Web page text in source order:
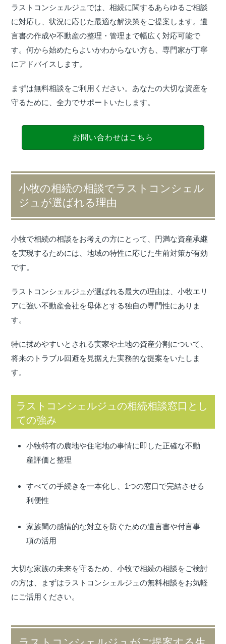
ラストコンシェルジュでは、相続に関するあらゆるご相談
に対応し、状況に応じた最適な解決策をご提案します。遺
言書の作成や不動産の整理・管理まで幅広く対応可能で
す。何から始めたらよいかわからない方も、専門家が丁寧
にアドバイスします。
まずは無料相談をご利用ください。あなたの大切な資産を
守るために、全力でサポートいたします。
お問い合わせはこちら
小牧の相続の相談でラストコンシェル
ジュが選ばれる理由
小牧で相続の相談をお考えの方にとって、円満な資産承継
を実現するためには、地域の特性に応じた生前対策が有効
です。
ラストコンシェルジュが選ばれる最大の理由は、小牧エリ
アに強い不動産会社を母体とする独自の専門性にありま
す。
特に揉めやすいとされる実家や土地の資産分割について、
将来のトラブル回避を見据えた実務的な提案をいたしま
す。
ラストコンシェルジュの相続相談窓口とし
ての強み
小牧特有の農地や住宅地の事情に即した正確な不動
産評価と整理
すべての手続きを一本化し、1つの窓口で完結させる
利便性
家族間の感情的な対立を防ぐための遺言書や付言事
項の活用
大切な家族の未来を守るため、小牧で相続の相談をご検討
の方は、まずはラストコンシェルジュの無料相談をお気軽
にご活用ください。